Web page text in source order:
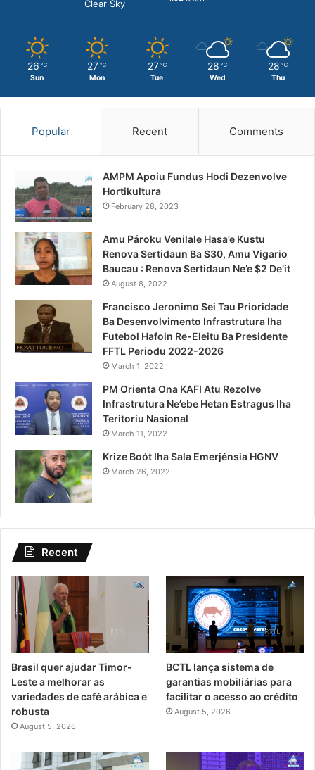
Clear Sky
26 ℃
Sun
27 ℃
Mon
27 ℃
Tue
28 ℃
Wed
28 ℃
Thu
Popular Recent Comments
AMPM Apoiu Fundus Hodi Dezenvolve
Hortikultura
February 28, 2023
Amu Pároku Venilale Hasa’e Kustu
Renova Sertidaun Ba $30, Amu Vigario
Baucau : Renova Sertidaun Ne’e $2 De’it
August 8, 2022
Francisco Jeronimo Sei Tau Prioridade
Ba Desenvolvimento Infrastrutura Iha
Futebol Hafoin Re-Eleitu Ba Presidente
FFTL Periodu 2022-2026
March 1, 2022
PM Orienta Ona KAFI Atu Rezolve
Infrastrutura Ne’ebe Hetan Estragus Iha
Teritoriu Nasional
March 11, 2022
Krize Boót Iha Sala Emerjénsia HGNV
March 26, 2022
Recent
Brasil quer ajudar Timor-
Leste a melhorar as
variedades de café arábica e
robusta
August 5, 2026
BCTL lança sistema de
garantias mobiliárias para
facilitar o acesso ao crédito
August 5, 2026